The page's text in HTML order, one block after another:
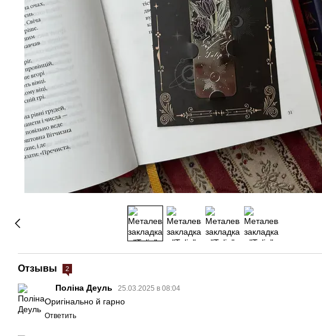
Отзывы 2
Поліна Деуль 25.03.2025 в 08:04
Оригінально й гарно
Ответить